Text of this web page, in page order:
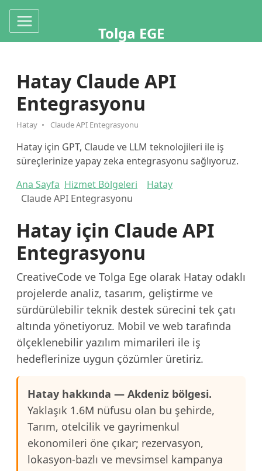
Tolga EGE
Hatay Claude API
Entegrasyonu
Hatay Claude API Entegrasyonu
Hatay için GPT, Claude ve LLM teknolojileri ile iş
süreçlerinize yapay zeka entegrasyonu sağlıyoruz.
Ana Sayfa Hizmet Bölgeleri
Hatay
Claude API Entegrasyonu
Hatay için Claude API
Entegrasyonu
CreativeCode ve Tolga Ege olarak Hatay odaklı
projelerde analiz, tasarım, geliştirme ve
sürdürülebilir teknik destek sürecini tek çatı
altında yönetiyoruz. Mobil ve web tarafında
ölçeklenebilir yazılım mimarileri ile iş
hedeflerinize uygun çözümler üretiriz.
Hatay hakkında — Akdeniz bölgesi.
Yaklaşık 1.6M nüfusu olan bu şehirde,
Tarım, otelcilik ve gayrimenkul
ekonomileri öne çıkar; rezervasyon,
lokasyon-bazlı ve mevsimsel kampanya